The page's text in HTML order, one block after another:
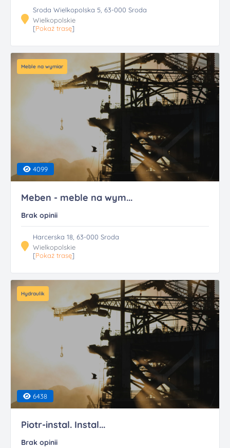
Sroda Wielkopolska 5, 63-000 Sroda
Wielkopolskie
[Pokaż trasę]
Meble na wymiar
4099
Meben - meble na wym...
Brak opinii
Harcerska 18, 63-000 Sroda
Wielkopolskie
[Pokaż trasę]
Hydraulik
6438
Piotr-instal. Instal...
Brak opinii